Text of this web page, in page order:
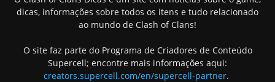
dicas, informações sobre todos os itens e tudo relacionado
ao mundo de Clash of Clans!
O site faz parte do Programa de Criadores de Conteúdo
Supercell; encontre mais informações aqui:
creators.supercell.com/en/supercell-partner.